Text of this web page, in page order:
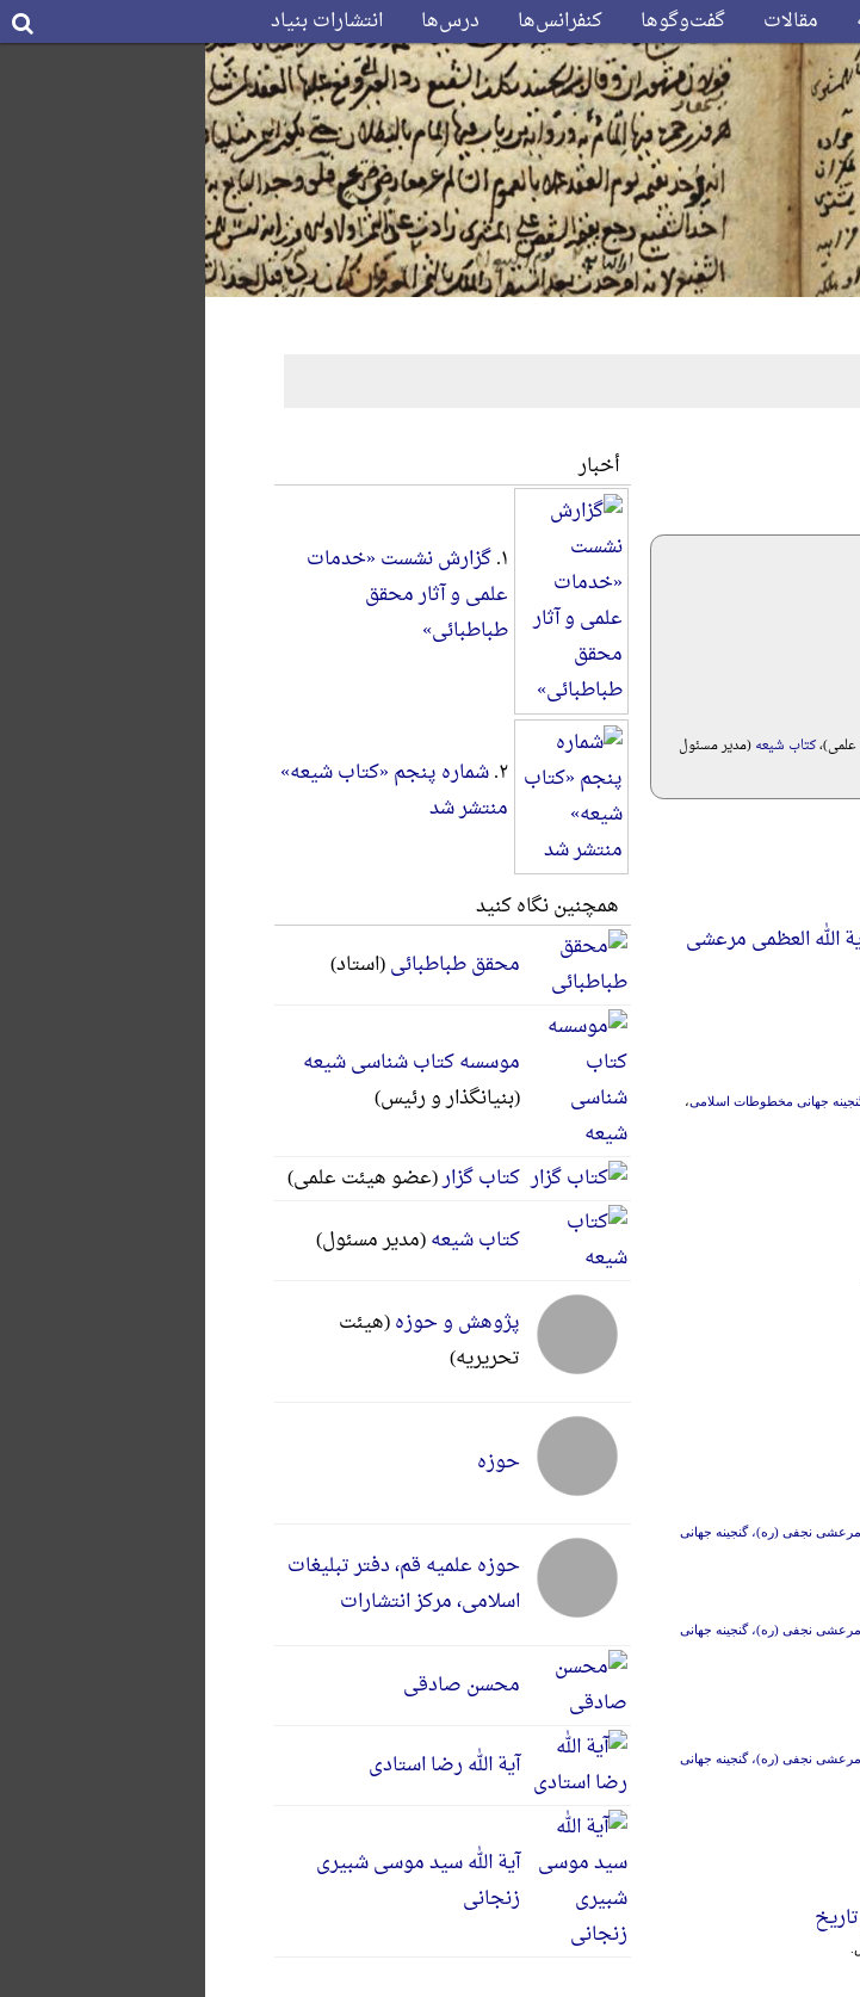
مقالات گفت‌وگوها کنفرانس‌ها درس‌ها انتشارات بنیاد
کتاب شیعه(مدير مسئول
الله العظمی مرعشی
جهانی مخطوطات اسلامی،
نجفی (ره)، گنجینه جهانی
نجفی (ره)، گنجینه جهانی
نجفی (ره)، گنجینه جهانی
أخبار
۱. گزارش نشست «خدمات
علمی و آثار محقق
طباطبائی»
۲. شماره پنجم «کتاب شیعه»
منتشر شد
همچنین نگاه کنید
محقق طباطبائی(استاد)
موسسه کتاب شناسی شیعه
(بنیانگذار و رئیس)
کتاب گزار(عضو هیئت علمی)
کتاب شیعه(مدير مسئول)
پژوهش و حوزه(هيئت
تحريريه)
حوزه
حوزه علمیه قم، دفتر تبلیغات
اسلامی، مرکز انتشارات
محسن صادقی
آیة الله رضا استادی
آیة الله سید موسی شبیری
زنجانی